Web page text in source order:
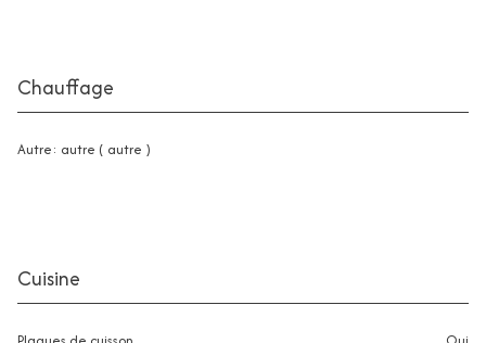
Chauffage
autre: autre ( autre )
Cuisine